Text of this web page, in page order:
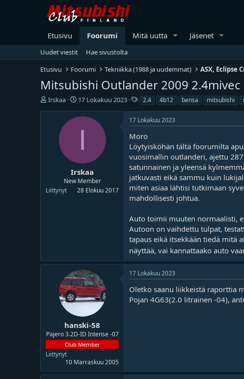
Etusivu Foorumi Mitä uutta Jäsenet
Uudet viestit
Hae sivustolta
Etusivu
Foorumi Tekniikka (1988 ja uudemmat) ASX, Eclipse
Mitsubishi Outlander 2009
V
u
j
Irskaa
A
o
ä
i
v
17 Lokakuu 2023
T
u
n
i
t
e
e
t
2.4 4b12 bensa mitsubishi
I
Irskaa
New Member
Liittynyt
28 Elokuu 2017
17 Lokakuu 2023
Moro
Löytyisköhän tältä foorumilta
vuosimallin outlanderi, ajettu
satunnainen ja yleensä
jatkuvasti eikä sammu kuin
miten asiaa lähtisi tutkimaan
mahdollisesti johtua.
Auto toimii muuten normaalisti,
Autoon on vaihdettu tulpat,
tapaus eikä itsekkään tiedä mitä
näyttää, vai kannattaako auto
hanski-58
Pajero 3.2D-ID Intense -07
Club Member
Liittynyt
10 Marraskuu 2005
17 Lokakuu 2023
Oletko saanu liikkeistä raporttia
Pojan 4G63(2.0 litrainen -04),